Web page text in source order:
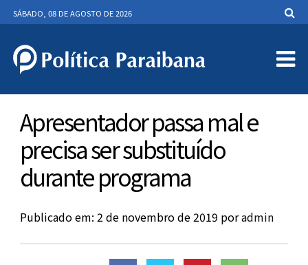
SÁBADO, 08 DE AGOSTO DE 2026
Apresentador passa mal e
precisa ser substituído
durante programa
Publicado em: 2 de novembro de 2019 poradmin